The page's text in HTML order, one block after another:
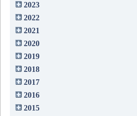
2023
2022
2021
2020
2019
2018
2017
2016
2015